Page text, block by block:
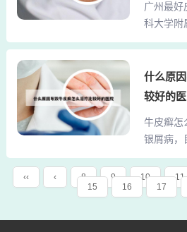
慢性病毒
面有显著
市级特色
夼西路有
来是毓璜
牌坊进去
样值得称
施齐全
疗需求，
广州最好
科大学附
国内知名
队，擅长
大学孙逸
声誉，拥
的诊疗技
肤病治疗
广州市越
院成立
什么原
较好的
牛皮癣怎
银屑病，
部分患者
屑病具有
后，建议
能的损伤
‹‹ ‹ 8 9 10 11
15
16 17